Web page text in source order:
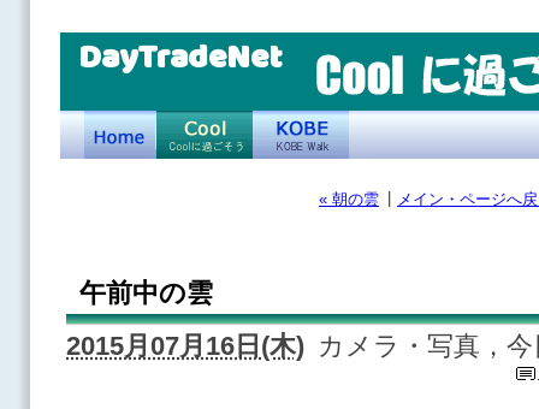
DayTradeNet
« 朝の雲 メイン・ページへ
午前中の雲
2015月07月16日(木) カメラ・写真，